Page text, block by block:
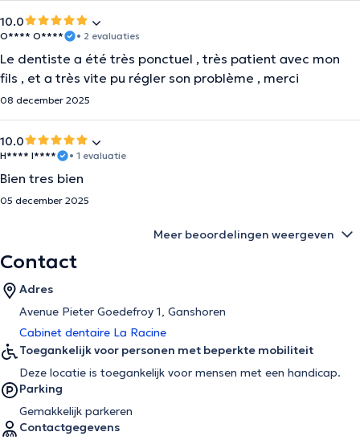
10.0
O**** O**** • 2 evaluaties
Le dentiste a été très ponctuel , très patient avec mon
fils , et a très vite pu régler son problème , merci
08 december 2025
10.0
H**** I**** • 1 evaluatie
Bien tres bien
05 december 2025
Meer beoordelingen weergeven
Contact
Adres
Avenue Pieter Goedefroy 1, Ganshoren
Cabinet dentaire La Racine
Toegankelijk voor personen met beperkte mobiliteit
Deze locatie is toegankelijk voor mensen met een handicap.
Parking
Gemakkelijk parkeren
Contactgegevens